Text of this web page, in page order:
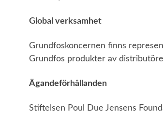
Global verksamhet
Grundfoskoncernen finns
Grundfos produkter av
Ägandeförhållanden
Stiftelsen Poul Due Jensens